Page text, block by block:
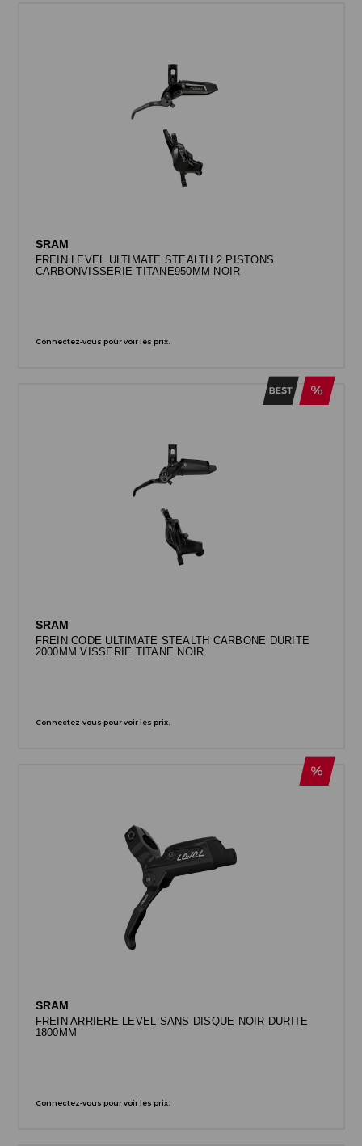
SRAM
FREIN LEVEL ULTIMATE STEALTH 2 PISTONS
CARBONVISSERIE TITANE950MM NOIR
Connectez-vous pour voir les prix.
SRAM
FREIN CODE ULTIMATE STEALTH CARBONE DURITE
2000MM VISSERIE TITANE NOIR
Connectez-vous pour voir les prix.
SRAM
FREIN ARRIERE LEVEL SANS DISQUE NOIR DURITE
1800MM
Connectez-vous pour voir les prix.